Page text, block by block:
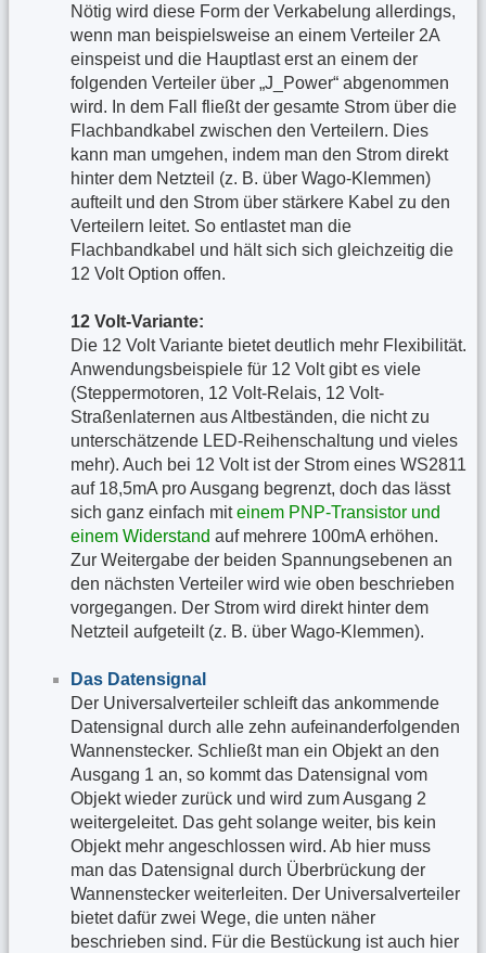
Nötig wird diese Form der Verkabelung allerdings,
wenn man beispielsweise an einem Verteiler 2A
einspeist und die Hauptlast erst an einem der
folgenden Verteiler über „J_Power“ abgenommen
wird. In dem Fall fließt der gesamte Strom über die
Flachbandkabel zwischen den Verteilern. Dies
kann man umgehen, indem man den Strom direkt
hinter dem Netzteil (z. B. über Wago-Klemmen)
aufteilt und den Strom über stärkere Kabel zu den
Verteilern leitet. So entlastet man die
Flachbandkabel und hält sich sich gleichzeitig die
12 Volt Option offen.
12 Volt-Variante:
Die 12 Volt Variante bietet deutlich mehr Flexibilität.
Anwendungsbeispiele für 12 Volt gibt es viele
(Steppermotoren, 12 Volt-Relais, 12 Volt-
Straßenlaternen aus Altbeständen, die nicht zu
unterschätzende LED-Reihenschaltung und vieles
mehr). Auch bei 12 Volt ist der Strom eines WS2811
auf 18,5mA pro Ausgang begrenzt, doch das lässt
sich ganz einfach miteinem PNP-Transistor und
einem Widerstand auf mehrere 100mA erhöhen.
Zur Weitergabe der beiden Spannungsebenen an
den nächsten Verteiler wird wie oben beschrieben
vorgegangen. Der Strom wird direkt hinter dem
Netzteil aufgeteilt (z. B. über Wago-Klemmen).
Das Datensignal
Der Universalverteiler schleift das ankommende
Datensignal durch alle zehn aufeinanderfolgenden
Wannenstecker. Schließt man ein Objekt an den
Ausgang 1 an, so kommt das Datensignal vom
Objekt wieder zurück und wird zum Ausgang 2
weitergeleitet. Das geht solange weiter, bis kein
Objekt mehr angeschlossen wird. Ab hier muss
man das Datensignal durch Überbrückung der
Wannenstecker weiterleiten. Der Universalverteiler
bietet dafür zwei Wege, die unten näher
beschrieben sind. Für die Bestückung ist auch hier